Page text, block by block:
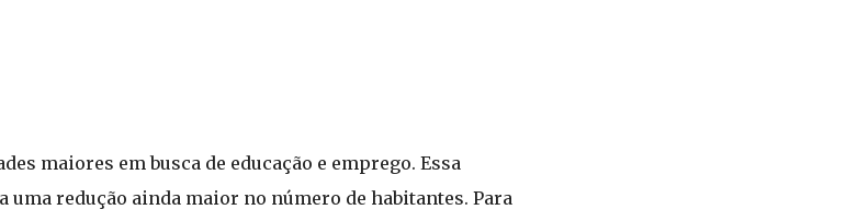
maiores em busca de educação e emprego. Essa
redução ainda maior no número de habitantes. Para